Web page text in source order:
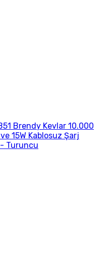
Brendy Kevlar 10.000
15W Kablosuz Şarj
Turuncu